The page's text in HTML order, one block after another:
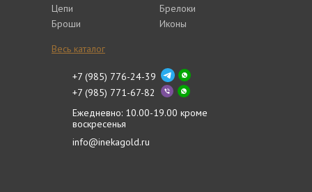
Цепи
Броши
Брелоки
Иконы
Весь каталог
+7 (985) 776-24-39
+7 (985) 771-67-82
Ежедневно: 10.00-19.00 кроме
воскресенья
info@inekagold.ru